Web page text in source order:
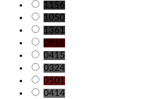
1156
1050
1361
0918
0415
0324
0501
0414